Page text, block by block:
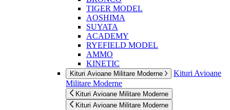
TIGER MODEL
AOSHIMA
SUYATA
ACADEMY
RYEFIELD MODEL
AMMO
KINETIC
Kituri Avioane Militare Moderne
Kituri Avioane
Militare Moderne
Kituri Avioane Militare Moderne
Kituri Avioane Militare Moderne